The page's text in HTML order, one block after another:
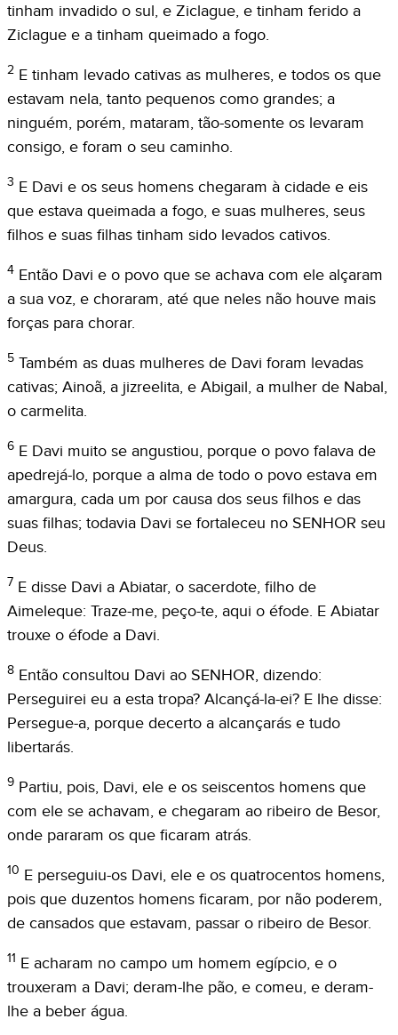
tinham invadido o sul, e Ziclague, e tinham ferido a
Ziclague e a tinham queimado a fogo.
2 E tinham levado cativas as mulheres, e todos os que
estavam nela, tanto pequenos como grandes; a
ninguém, porém, mataram, tão-somente os levaram
consigo, e foram o seu caminho.
3 E Davi e os seus homens chegaram à cidade e eis
que estava queimada a fogo, e suas mulheres, seus
filhos e suas filhas tinham sido levados cativos.
4 Então Davi e o povo que se achava com ele alçaram
a sua voz, e choraram, até que neles não houve mais
forças para chorar.
5 Também as duas mulheres de Davi foram levadas
cativas; Ainoã, a jizreelita, e Abigail, a mulher de Nabal,
o carmelita.
6 E Davi muito se angustiou, porque o povo falava de
apedrejá-lo, porque a alma de todo o povo estava em
amargura, cada um por causa dos seus filhos e das
suas filhas; todavia Davi se fortaleceu no SENHOR seu
Deus.
7 E disse Davi a Abiatar, o sacerdote, filho de
Aimeleque: Traze-me, peço-te, aqui o éfode. E Abiatar
trouxe o éfode a Davi.
8 Então consultou Davi ao SENHOR, dizendo:
Perseguirei eu a esta tropa? Alcançá-la-ei? E lhe disse:
Persegue-a, porque decerto a alcançarás e tudo
libertarás.
9 Partiu, pois, Davi, ele e os seiscentos homens que
com ele se achavam, e chegaram ao ribeiro de Besor,
onde pararam os que ficaram atrás.
10 E perseguiu-os Davi, ele e os quatrocentos homens,
pois que duzentos homens ficaram, por não poderem,
de cansados que estavam, passar o ribeiro de Besor.
11 E acharam no campo um homem egípcio, e o
trouxeram a Davi; deram-lhe pão, e comeu, e deram-
lhe a beber água.